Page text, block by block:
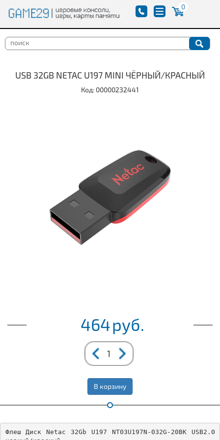
0
USB 32GB NETAC U197 MINI ЧЁРНЫЙ/КРАСНЫЙ
Код: 00000232441
464руб.
В корзину
Флеш Диск Netac 32Gb U197 NT03U197N-032G-20BK USB2.0